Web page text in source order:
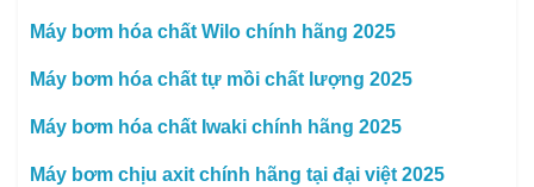
Máy bơm hóa chất Wilo chính hãng 2025
Máy bơm hóa chất tự mồi chất lượng 2025
Máy bơm hóa chất Iwaki chính hãng 2025
Máy bơm chịu axit chính hãng tại đại việt 2025